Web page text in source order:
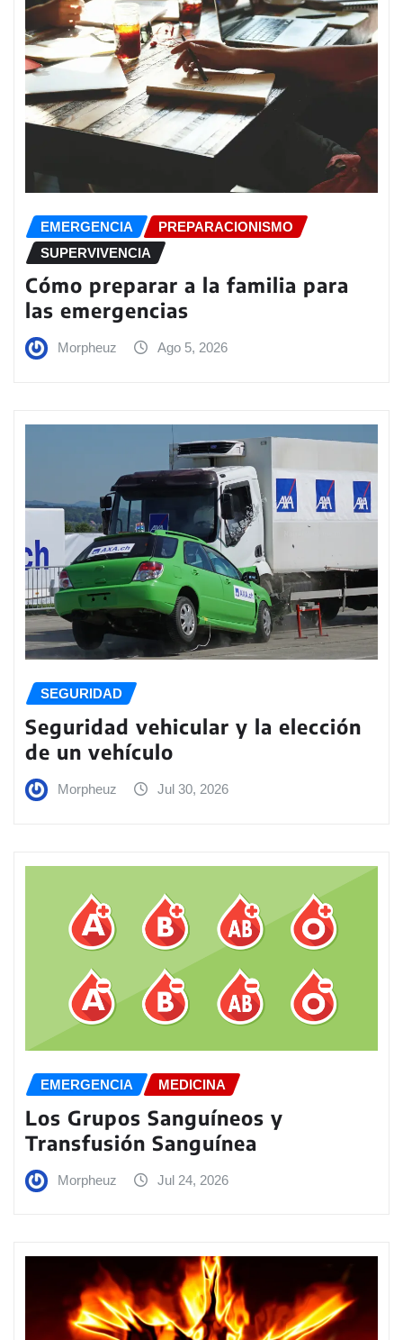
EMERGENCIA
PREPARACIONISMO
SUPERVIVENCIA
Cómo preparar a la familia para
las emergencias
Morpheuz Ago 5, 2026
SEGURIDAD
Seguridad vehicular y la elección
de un vehículo
Morpheuz Jul 30, 2026
EMERGENCIA MEDICINA
Los Grupos Sanguíneos y
Transfusión Sanguínea
Morpheuz Jul 24, 2026